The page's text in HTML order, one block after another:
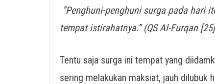
“Penghuni-penghuni surga pada
tempat istirahatnya.” (QS Al-Furqan
Tentu saja surga ini tempat yang
sering melakukan maksiat, jauh dilubuk